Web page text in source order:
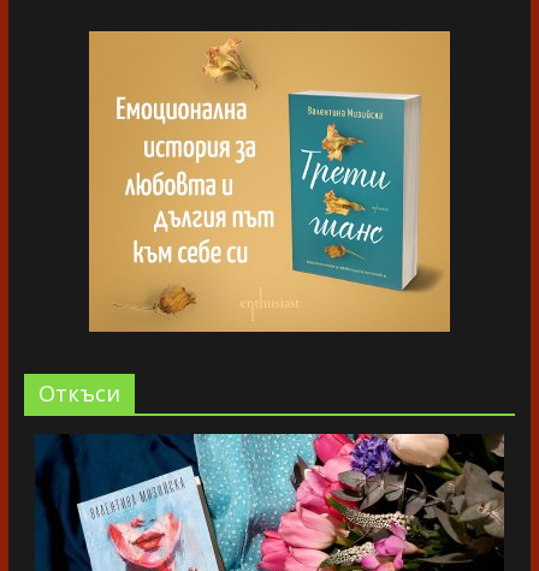
Oткъси